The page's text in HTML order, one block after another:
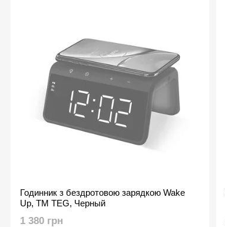
Годинник з бездротовою зарядкою Wake
Up, TM TEG, Черный
1 380 грн